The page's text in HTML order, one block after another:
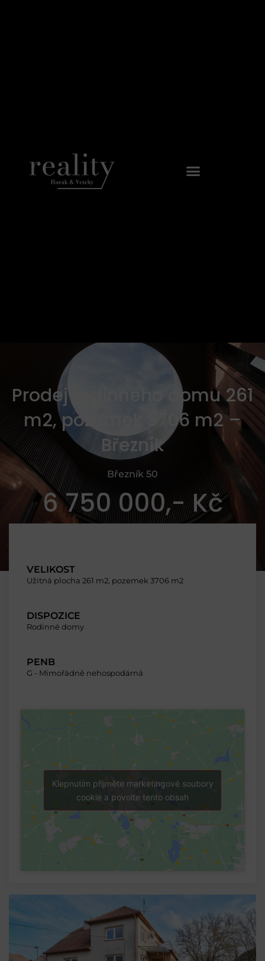
Prodej rodinného domu 261
m2, pozemek 3706 m2 –
Březník
Březník 50
6 750 000,- Kč
VELIKOST
Užitná plocha 261 m2, pozemek 3706 m2
DISPOZICE
Rodinné domy
PENB
G - Mimořádně nehospodárná
Klepnutím přijměte marketingové soubory
cookie a povolte tento obsah